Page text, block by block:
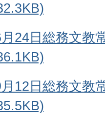
24日総務文教
12日総務文教